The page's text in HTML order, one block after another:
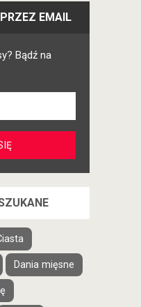
EMAIL
Bądź na
Dania mięsne